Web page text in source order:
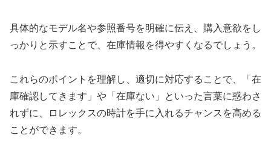
具体的なモデル名や参照番号を明確に伝え、購入意欲をし
っかりと示すことで、在庫情報を得やすくなるでしょう。
これらのポイントを理解し、適切に対応することで、「在
庫確認してきます」や「在庫ない」といった言葉に惑わさ
れずに、ロレックスの時計を手に入れるチャンスを高める
ことができます。